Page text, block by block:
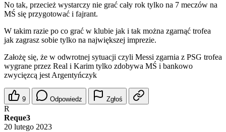
No tak, przecież wystarczy nie grać cały rok tylko na 7 meczów na
MŚ się przygotować i fajrant.
W takim razie po co grać w klubie jak i tak można zgarnąć trofea
jak zagrasz sobie tylko na największej imprezie.
Założę się, że w odwrotnej sytuacji czyli Messi zgarnia z PSG trofea
wygrane przez Real i Karim tylko zdobywa MŚ i bankowo
zwycięzcą jest Argentyńczyk
9 Odpowiedz Zgłoś
R
Reque3
20 lutego 2023